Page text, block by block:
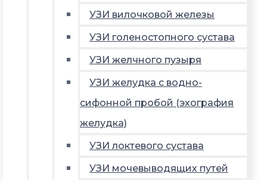
УЗИ вилочковой железы
УЗИ голеностопного сустава
УЗИ желчного пузыря
УЗИ желудка с водно-
сифонной пробой (эхография
желудка)
УЗИ локтевого сустава
УЗИ мочевыводящих путей